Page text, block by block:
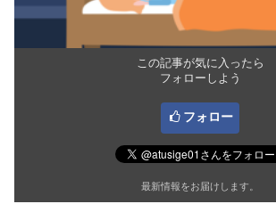
この記事が気に入ったら
フォローしよう
フォロー
最新情報をお届けします。